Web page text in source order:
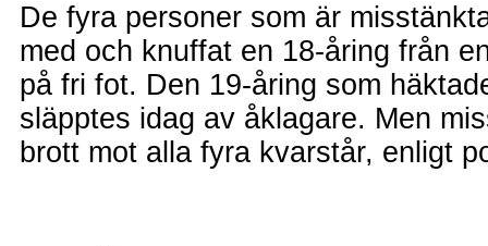
De fyra personer som är
med och knuffat en 18-åring från
på fri fot. Den 19-åring som
släpptes idag av åklagare. Men
brott mot alla fyra kvarstår, enligt